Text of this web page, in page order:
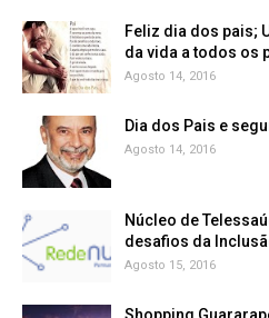
Feliz dia dos pais;
da vida a todos os
Agosto 14, 2016
Dia dos Pais e
Agosto 14, 2016
Núcleo de
Agosto 15, 2016